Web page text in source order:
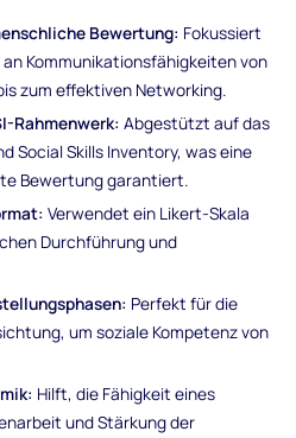
Bewertung: Fokussiert
Kommunikationsfähigkeiten von
zum effektiven Networking.
Rahmenwerk: Abgestützt auf das
Social Skills Inventory, was eine
Bewertung garantiert.
Verwendet ein Likert-Skala
Durchführung und
Perfekt für die
um soziale Kompetenz von
Hilft, die Fähigkeit eines
und Stärkung der